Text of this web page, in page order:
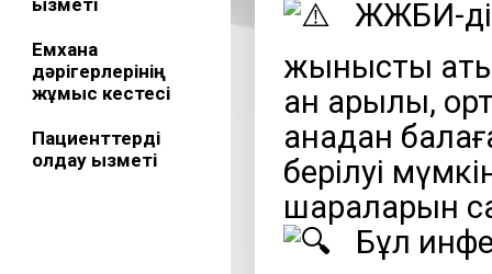
қызметі
Емхана
дәрігерлерінің
жұмыс кестесі
Пациенттерді
қолдау қызметі
ЖЖБИ-
жыныстық
қан арқылы,
анадан
берілуі
шараларын
Бұл